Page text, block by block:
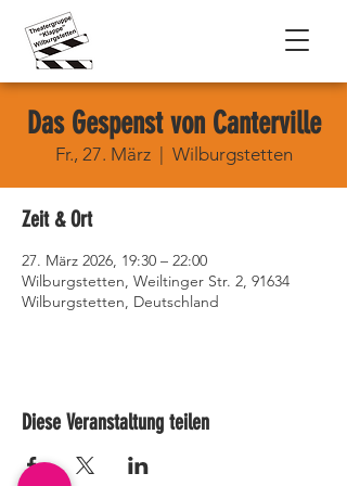
Das Gespenst von Canterville
Fr., 27. März
  |
Wilburgstetten
Zeit & Ort
27. März 2026, 19:30 – 22:00
Wilburgstetten, Weiltinger Str. 2, 91634
Wilburgstetten, Deutschland
Diese Veranstaltung teilen